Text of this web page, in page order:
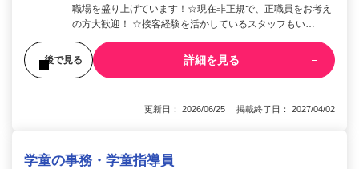
職場を盛り上げています！☆現在非正規で、正職員をお考え
の方大歓迎！ ☆接客経験を活かしているスタッフもい…
後で見る 詳細を見る
更新日： 2026/06/25 掲載終了日： 2027/04/02
学童の事務・学童指導員